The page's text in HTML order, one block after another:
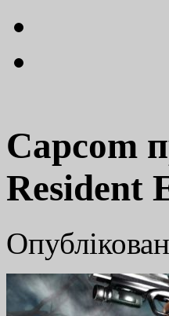
Capcom
Resident